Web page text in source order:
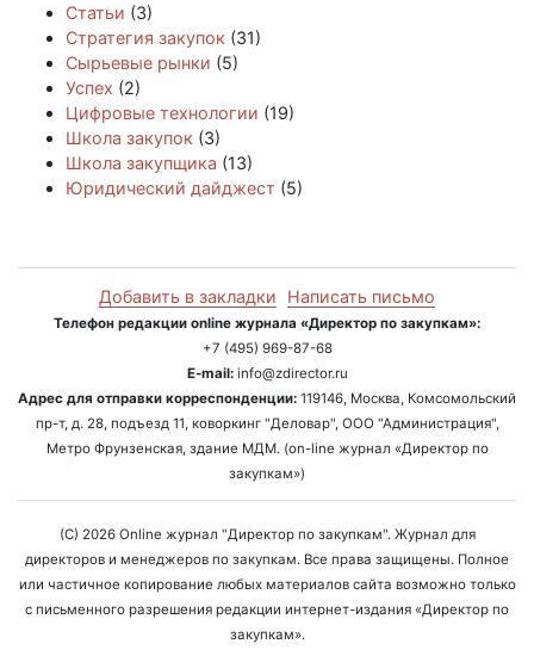
Статьи (3)
Стратегия закупок (31)
Сырьевые рынки (5)
Успех (2)
Цифровые технологии (19)
Школа закупок (3)
Школа закупщика (13)
Юридический дайджест (5)
Добавить в закладки Написать письмо
Телефон редакции online журнала «Директор по закупкам»:
+7 (495) 969-87-68
E-mail:info@zdirector.ru
Адрес для отправки корреспонденции: 119146, Москва, Комсомольский
пр-т, д. 28, подъезд 11, коворкинг "Деловар", ООО "Администрация",
Метро Фрунзенская, здание МДМ. (on-line журнал «Директор по
закупкам»)
(C) 2026 Online журнал "Директор по закупкам". Журнал для
директоров и менеджеров по закупкам. Все права защищены. Полное
или частичное копирование любых материалов сайта возможно только
с письменного разрешения редакции интернет-издания «Директор по
закупкам».